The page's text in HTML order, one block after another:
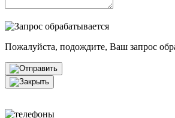
Пожалуйста, подождите, Ваш запрос